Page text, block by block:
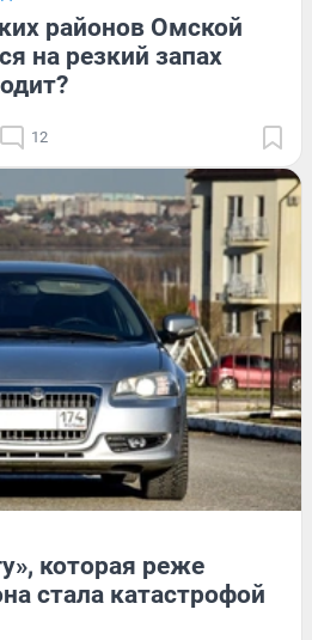
районов Омской
на резкий запах
12
которая реже
стала катастрофой